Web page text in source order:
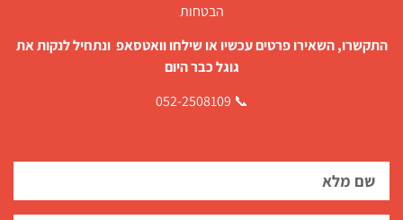
הבטחות
התקשרו, השאירו פרטים עכשיו או שילחו וואטסאפ ונתחיל לנקות את
גוגל כבר היום
📞 052-2508109